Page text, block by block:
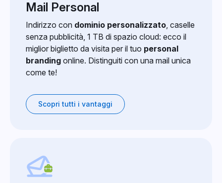
Mail Personal
Indirizzo con dominio personalizzato, caselle
senza pubblicità, 1 TB di spazio cloud: ecco il
miglior biglietto da visita per il tuo personal
branding online. Distinguiti con una mail unica
come te!
Scopri tutti i vantaggi